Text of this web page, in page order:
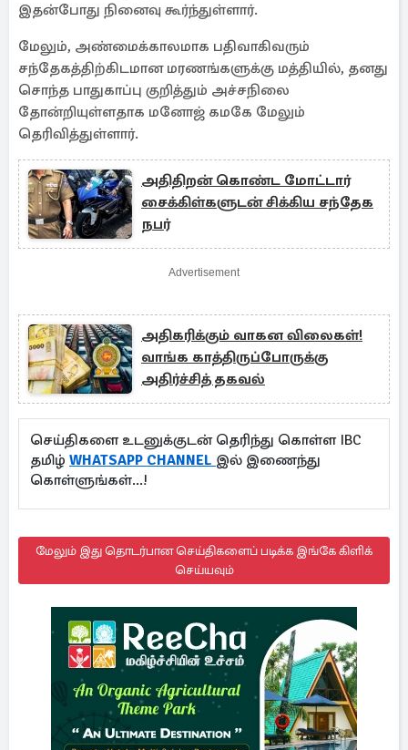
இதன்போது நினைவு கூர்ந்துள்ளார்.
மேலும், அண்மைக்காலமாக பதிவாகிவரும்
சந்தேகத்திற்கிடமான மரணங்களுக்கு மத்தியில், தனது
சொந்த பாதுகாப்பு குறித்தும் அச்சநிலை
தோன்றியுள்ளதாக மனோஜ் கமகே மேலும்
தெரிவித்துள்ளார்.
அதிதிறன் கொண்ட மோட்டார்
சைக்கிள்களுடன் சிக்கிய சந்தேக
நபர்
Advertisement
அதிகரிக்கும் வாகன விலைகள்!
வாங்க காத்திருப்போருக்கு
அதிர்ச்சித் தகவல்
செய்திகளை உடனுக்குடன் தெரிந்து கொள்ள IBC
தமிழ் WHATSAPP CHANNEL இல் இணைந்து
கொள்ளுங்கள்...!
மேலும் இது தொடர்பான செய்திகளைப் படிக்க இங்கே கிளிக்
செய்யவும்